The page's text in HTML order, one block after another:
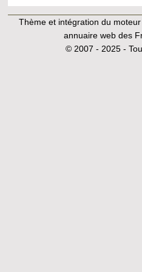
Thème et intégration du
annuaire web des
© 2007 - 2025 -